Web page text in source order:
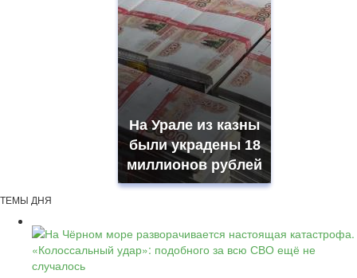
На Урале из казны
были украдены 18
миллионов рублей
ТЕМЫ ДНЯ